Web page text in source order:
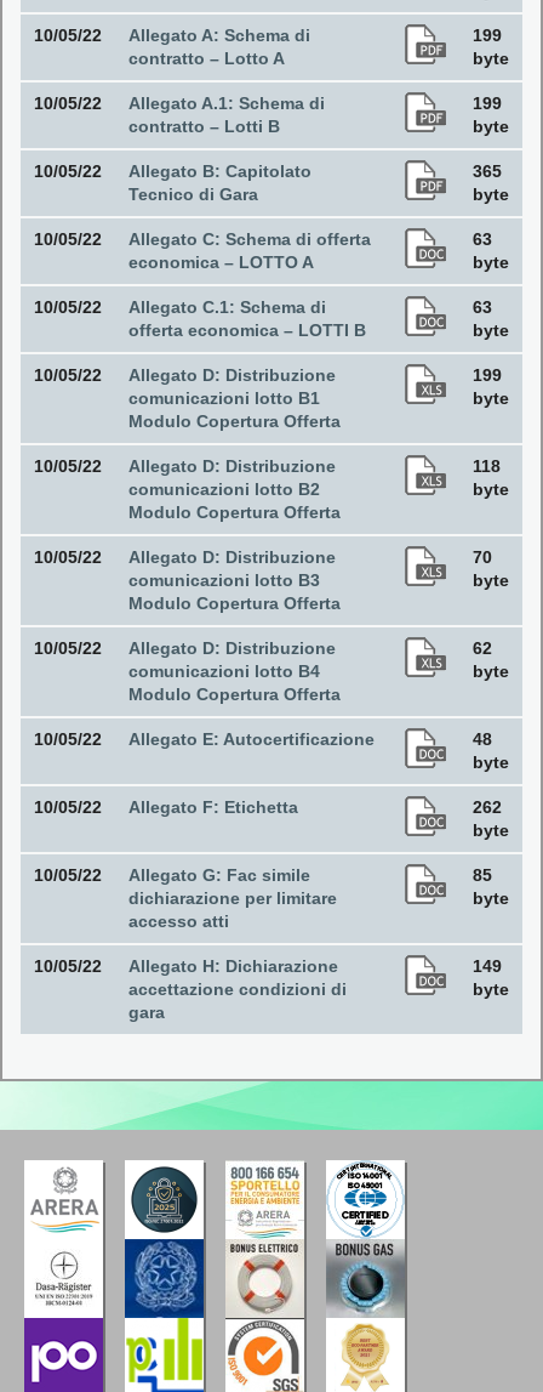
10/05/22
Allegato A: Schema di
contratto – Lotto A
199
byte
10/05/22
Allegato A.1: Schema di
contratto – Lotti B
199
byte
10/05/22
Allegato B: Capitolato
Tecnico di Gara
365
byte
10/05/22
Allegato C: Schema di offerta
economica – LOTTO A
63
byte
10/05/22
Allegato C.1: Schema di
offerta economica – LOTTI B
63
byte
10/05/22
Allegato D: Distribuzione
comunicazioni lotto B1
Modulo Copertura Offerta
199
byte
10/05/22
Allegato D: Distribuzione
comunicazioni lotto B2
Modulo Copertura Offerta
118
byte
10/05/22
Allegato D: Distribuzione
comunicazioni lotto B3
Modulo Copertura Offerta
70
byte
10/05/22
Allegato D: Distribuzione
comunicazioni lotto B4
Modulo Copertura Offerta
62
byte
10/05/22 Allegato E: Autocertificazione
48
byte
10/05/22 Allegato F: Etichetta
262
byte
10/05/22
Allegato G: Fac simile
dichiarazione per limitare
accesso atti
85
byte
10/05/22
Allegato H: Dichiarazione
accettazione condizioni di
gara
149
byte